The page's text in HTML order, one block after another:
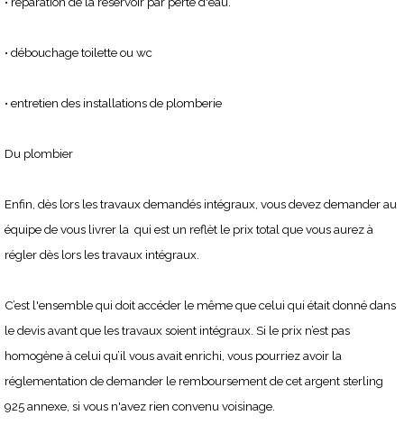
• débouchage toilette ou wc
• entretien des installations de plomberie
Du plombier
Enfin, dès lors les travaux demandés intégraux, vous devez demander au
équipe de vous livrer la qui est un reflèt le prix total que vous aurez à
régler dès lors les travaux intégraux.
C’est l'ensemble qui doit accéder le même que celui qui était donné dans
le devis avant que les travaux soient intégraux. Si le prix n’est pas
homogène à celui qu’il vous avait enrichi, vous pourriez avoir la
réglementation de demander le remboursement de cet argent sterling
925 annexe, si vous n'avez rien convenu voisinage.